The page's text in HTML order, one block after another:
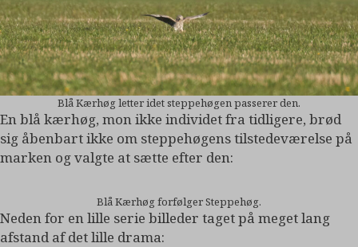
Blå Kærhøg letter idet steppehøgen passerer den.
En blå kærhøg, mon ikke individet fra tidligere, brød
sig åbenbart ikke om steppehøgens tilstedeværelse på
marken og valgte at sætte efter den:
Blå Kærhøg forfølger Steppehøg.
Neden for en lille serie billeder taget på meget lang
afstand af det lille drama: